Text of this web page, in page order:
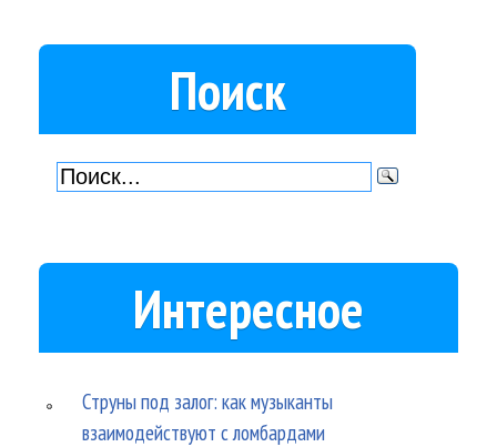
Поиск
Интересное
Струны под залог: как музыканты
взаимодействуют с ломбардами